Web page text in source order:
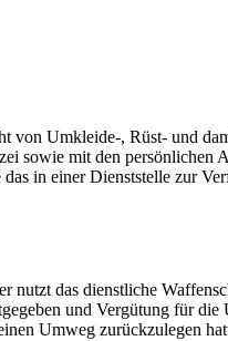
von Umkleide-, Rüst- und
sowie mit den persönlichen
in einer Dienststelle zur
das dienstliche
und Vergütung für
Umweg zurückzulegen